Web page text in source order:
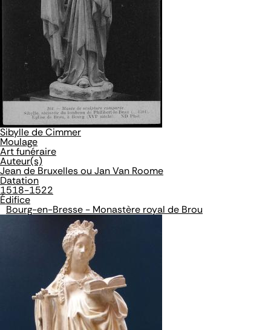
Sibylle de Cimmer
Moulage
Art funéraire
Auteur(s)
Jean de Bruxelles ou Jan Van Roome
Datation
1518-1522
Édifice
Bourg-en-Bresse - Monastère royal de Brou